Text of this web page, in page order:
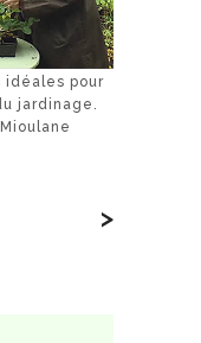
idéales pour
jardinage.
>